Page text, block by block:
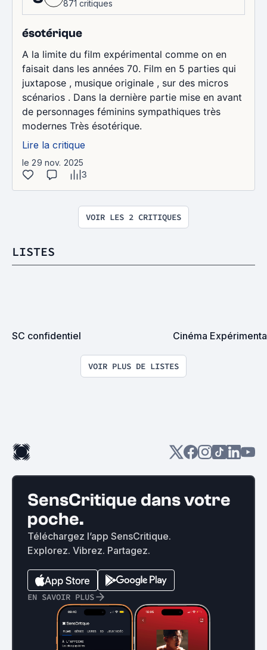
871 critiques
ésotérique
A la limite du film expérimental comme on en
faisait dans les années 70. Film en 5 parties qui
juxtapose , musique originale , sur des micros
scénarios . Dans la dernière partie mise en avant
de personnages féminins sympathiques très
modernes Très ésotérique.
Lire la critique
le 29 nov. 2025
3
VOIR LES 2 CRITIQUES
LISTES
SC confidentiel Cinéma
VOIR PLUS DE LISTES
SensCritique dans votre
poche.
Téléchargez l’app SensCritique.
Explorez. Vibrez. Partagez.
EN SAVOIR PLUS